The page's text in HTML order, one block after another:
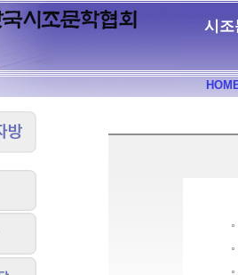
시조